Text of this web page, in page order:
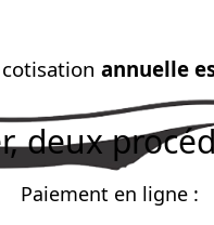
annuelle
deux
Paiement en ligne :